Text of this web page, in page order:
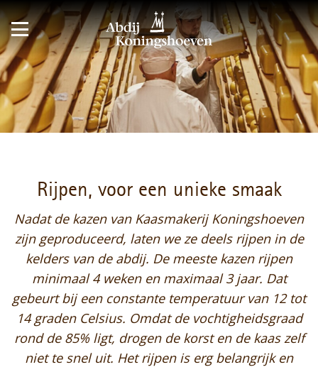
Rijpen, voor een unieke smaak
Nadat de kazen van Kaasmakerij Koningshoeven
zijn geproduceerd, laten we ze deels rijpen in de
kelders van de abdij. De meeste kazen rijpen
minimaal 4 weken en maximaal 3 jaar. Dat
gebeurt bij een constante temperatuur van 12 tot
14 graden Celsius. Omdat de vochtigheidsgraad
rond de 85% ligt, drogen de korst en de kaas zelf
niet te snel uit. Het rijpen is erg belangrijk en